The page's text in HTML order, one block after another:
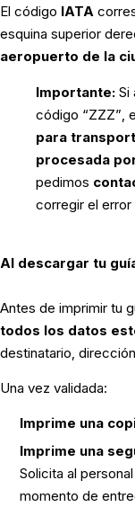
El código IATA
esquina superior
aeropuerto de la
Importante: Si
código “ZZZ”,
para
procesada
pedimos
corregir el
Al descargar tu
Antes de imprimir tu
todos los datos
destinatario,
Una vez validada:
Imprime una
Imprime una
Solicita al
momento de